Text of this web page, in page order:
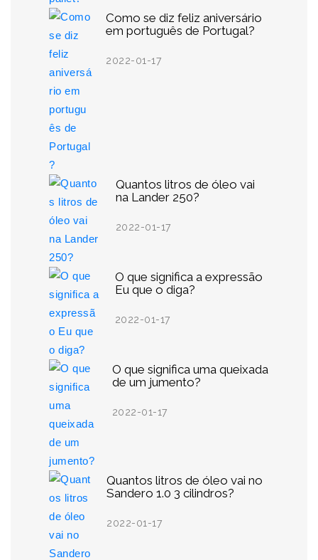
Como se diz feliz aniversário
em português de Portugal?
2022-01-17
Quantos litros de óleo vai
na Lander 250?
2022-01-17
O que significa a expressão
Eu que o diga?
2022-01-17
O que significa uma queixada
de um jumento?
2022-01-17
Quantos litros de óleo vai no
Sandero 1.0 3 cilindros?
2022-01-17